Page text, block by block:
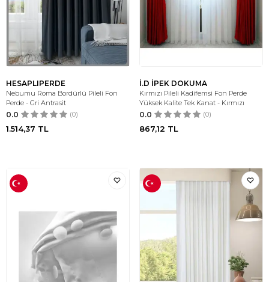
HESAPLIPERDE
Nebumu Roma Bordürlü Pileli Fon
Perde - Gri Antrasit
0.0 (0)
1.514,37 TL
İ.D İPEK DOKUMA
Kırmızı Pileli Kadifemsi Fon Perde
Yüksek Kalite Tek Kanat - Kırmızı
0.0 (0)
867,12 TL